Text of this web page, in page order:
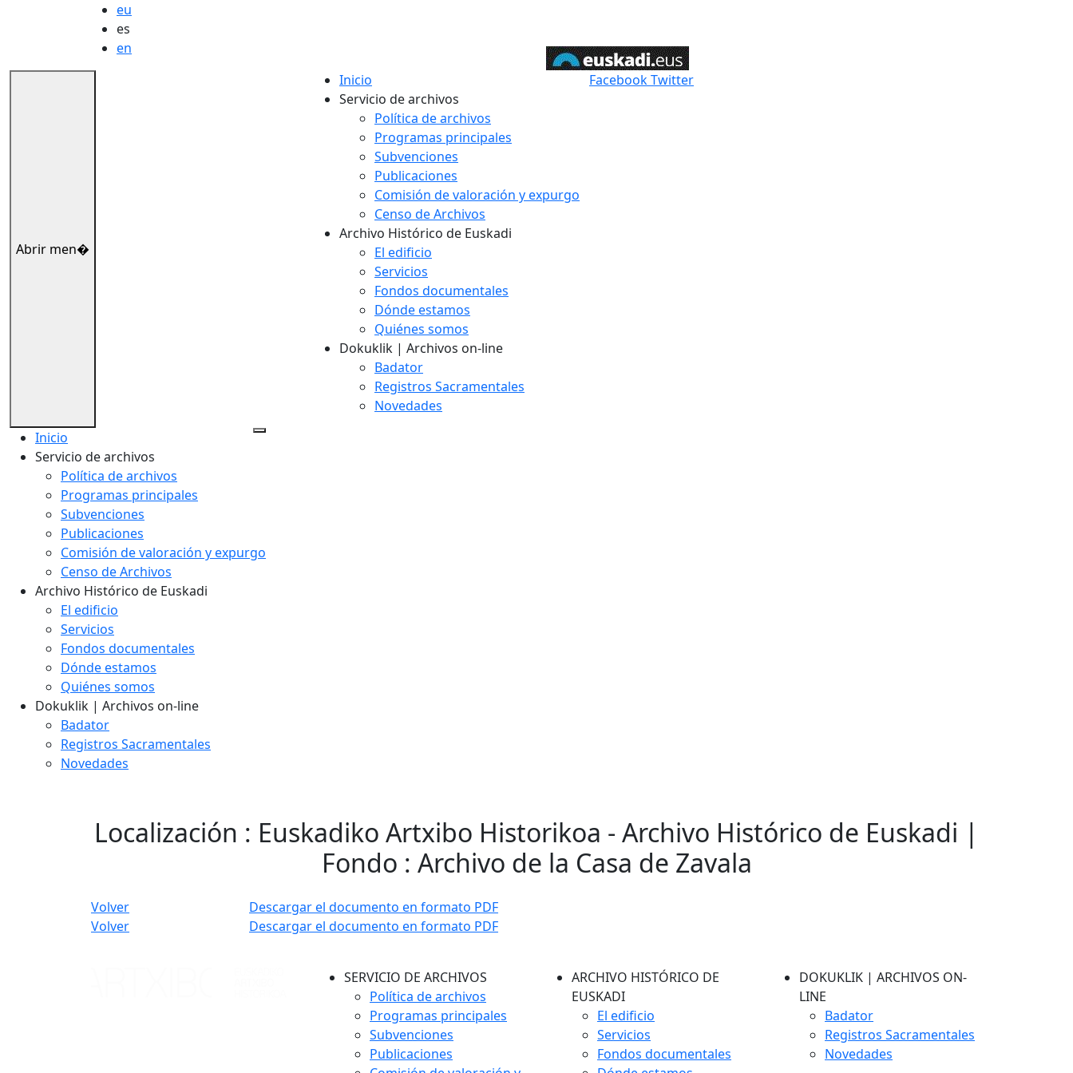
eu
es
en
Abrir men�
Inicio
Servicio de archivos
Política de archivos
Programas principales
Subvenciones
Publicaciones
Comisión de valoración y expurgo
Censo de Archivos
Archivo Histórico de Euskadi
El edificio
Servicios
Fondos documentales
Dónde estamos
Quiénes somos
Dokuklik | Archivos on-line
Badator
Registros Sacramentales
Novedades
FacebookTwitter
Inicio
Servicio de archivos
Política de archivos
Programas principales
Subvenciones
Publicaciones
Comisión de valoración y expurgo
Censo de Archivos
Archivo Histórico de Euskadi
El edificio
Servicios
Fondos documentales
Dónde estamos
Quiénes somos
Dokuklik | Archivos on-line
Badator
Registros Sacramentales
Novedades
Localización : Euskadiko Artxibo Historikoa - Archivo Histórico de Euskadi |
Fondo : Archivo de la Casa de Zavala
Volver
Descargar el documento en formato PDF
Volver
Descargar el documento en formato PDF
SERVICIO DE ARCHIVOS
Política de archivos
Programas principales
Subvenciones
Publicaciones
ARCHIVO HISTÓRICO DE
EUSKADI
El edificio
Servicios
Fondos documentales
DOKUKLIK | ARCHIVOS ON-
LINE
Badator
Registros Sacramentales
Novedades